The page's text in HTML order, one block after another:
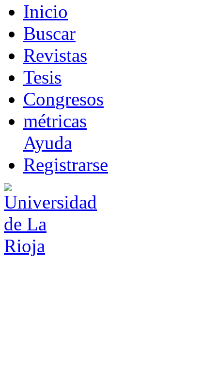
Inicio
Buscar
Revistas
Tesis
Congresos
métricas
Ayuda
Registrarse